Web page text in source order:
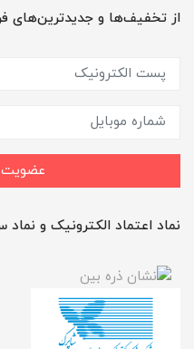
از تخفیف‌ها و جدیدترین‌های
عضویت
نماد اعتماد الکترونیک و نماد